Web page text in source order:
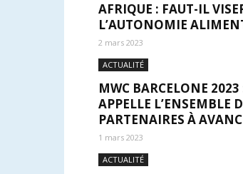
AFRIQUE : FAUT-IL
L’AUTONOMIE
2 mars 2023
ACTUALITÉ
MWC BARCELONE
APPELLE L’ENSEMBLE
PARTENAIRES À
1 mars 2023
ACTUALITÉ